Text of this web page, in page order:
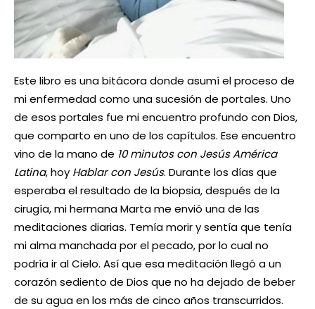
Este libro es una bitácora donde asumí el proceso de
mi enfermedad como una sucesión de portales. Uno
de esos portales fue mi encuentro profundo con Dios,
que comparto en uno de los capítulos. Ese encuentro
vino de la mano de 10 minutos con Jesús América
Latina, hoy Hablar con Jesús. Durante los días que
esperaba el resultado de la biopsia, después de la
cirugía, mi hermana Marta me envió una de las
meditaciones diarias. Temía morir y sentía que tenía
mi alma manchada por el pecado, por lo cual no
podría ir al Cielo. Así que esa meditación llegó a un
corazón sediento de Dios que no ha dejado de beber
de su agua en los más de cinco años transcurridos.